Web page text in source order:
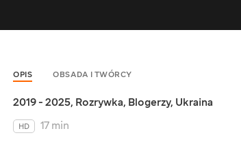
OPIS OBSADA I TWÓRCY
2019 - 2025, Rozrywka, Blogerzy, Ukraina
HD
17 min